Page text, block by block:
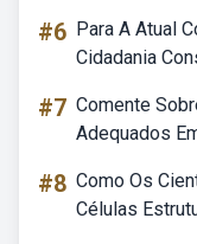
#6 Para A Atual
Cidadania
#7 Comente
Adequados
#8 Como Os
Células